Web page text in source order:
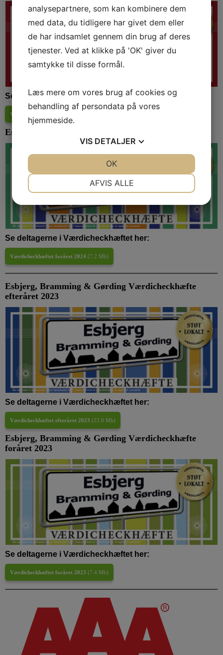
Se deltagerne i Værdicheckhæftet her:
Værdicheckhæftet efteråret 2024
Esbjerg & Bramming Værdicheckhæfte foråret 2024
Se deltagerne i Værdicheckhæftet her:
Værdicheckhæftet foråret 2024 (7.2 Mb)
Esbjerg, Bramming & Gørding Værdicheckhæfte
efteråret 2023
Se deltagerne i Værdicheckhæftet her:
Værdicheckhæftet efteråret 2023 (23.0 Mb)
Esbjerg, Bramming & Gørding Værdicheckhæfte
foråret 2023
Se deltagerne i Værdicheckhæftet her:
Værdicheckhæftet foråret 2023 (7.4 Mb)
analysepartnere, som kan kombinere dem
med data, du tidligere har givet dem eller
de har indsamlet gennem din brug af deres
tjenester. Ved at klikke på 'OK' giver du
samtykke til disse formål.
Læs mere om vores brug af cookies og
behandling af persondata på vores
hjemmeside.
VIS DETALJER
MARKETING STATISTIK
AFVIS ALLE
OK